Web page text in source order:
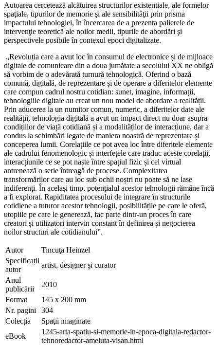
Autoarea cercetează alcătuirea structurilor existenţiale, ale formelor
spaţiale, tipurilor de memorie şi ale sensibilităţii prin prisma
impactului tehnologiei, în încercarea de a prezenta palierele de
intervenţie teoretică ale noilor medii, tipurile de abordări şi
perspectivele posibile în contexul epoci digitalizate.
„Revoluția care a avut loc în consumul de electronice și de mijloace
digitale de comunicare din a doua jumătate a secolului XX ne obligă
să vorbim de o adevărată turnură tehnologică. Oferind o bază
comună, digitală, de reprezentare și de operare a diferitelor elemente
care compun cadrul nostru cotidian: sunet, imagine, informații,
tehnologiile digitale au creat un nou model de abordare a realității.
Prin aducerea la un numitor comun, numeric, a diferitelor date ale
realității, tehnologia digitală a avut un impact direct nu doar asupra
condițiilor de viață cotidiană și a modalităților de interacțiune, dar a
condus la schimbări legate de maniera noastră de reprezentare și
conceperea lumii. Corelațiile ce pot avea loc între diferitele elemente
ale cadrului fenomenologic și interfețele care traduc aceste corelații,
interacțiunile ce se pot naște între spațiul fizic și cel virtual
antrenează o serie întreagă de procese. Complexitatea
transformărilor care au loc sub ochii noștri nu poate să ne lase
indiferenți. În același timp, potențialul acestor tehnologii rămâne încă
a fi explorat. Rapiditatea procesului de integrare în structurile
cotidiene a tuturor acestor tehnologii, posibilitățile pe care le oferă,
utopiile pe care le generează, fac parte dintr-un proces în care
creatori și utilizatori intervin constant în definirea și negocierea
noilor structuri ale cotidianului”.
Autor
Tincuţa Heinzel
Specificații
autor
artist, designer și curator
Anul
publicării
2010
Format
145 x 200 mm
Nr. pagini
304
Colecția
Spaţii imaginate
eBook
1245-arta-spatiu-si-memorie-in-epoca-digitala-redactor-
tehnoredactor-ameluta-visan.html